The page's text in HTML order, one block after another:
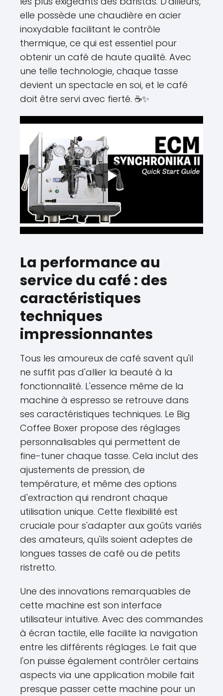
elle possède une chaudière en acier
inoxydable facilitant le contrôle
thermique, ce qui est essentiel pour
obtenir un café de haute qualité. Avec
une telle technologie, chaque tasse
devient un spectacle en soi, et le café
doit être servi avec fierté. ☕✨
La performance au
service du café : des
caractéristiques
techniques
impressionnantes
Tous les amoureux de café savent qu'il
ne suffit pas d'allier la beauté à la
fonctionnalité. L'essence même de la
machine à espresso se retrouve dans
ses caractéristiques techniques. Le Big
Coffee Boxer propose des réglages
personnalisables qui permettent de
fine-tuner chaque tasse. Cela inclut des
ajustements de pression, de
température, et même des options
d'extraction qui rendront chaque
utilisation unique. Cette flexibilité est
cruciale pour s'adapter aux goûts variés
des amateurs, qu'ils soient adeptes de
longues tasses de café ou de petits
ristretto.
Une des innovations remarquables de
cette machine est son interface
utilisateur intuitive. Avec des commandes
à écran tactile, elle facilite la navigation
entre les différents réglages. Le fait que
l'on puisse également contrôler certains
aspects via une application mobile fait
presque passer cette machine pour un